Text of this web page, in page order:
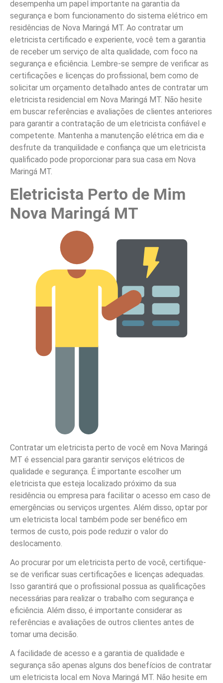
desempenha um papel importante na garantia da
segurança e bom funcionamento do sistema elétrico em
residências de Nova Maringá MT. Ao contratar um
eletricista certificado e experiente, você tem a garantia
de receber um serviço de alta qualidade, com foco na
segurança e eficiência. Lembre-se sempre de verificar as
certificações e licenças do profissional, bem como de
solicitar um orçamento detalhado antes de contratar um
eletricista residencial em Nova Maringá MT. Não hesite
em buscar referências e avaliações de clientes anteriores
para garantir a contratação de um eletricista confiável e
competente. Mantenha a manutenção elétrica em dia e
desfrute da tranquilidade e confiança que um eletricista
qualificado pode proporcionar para sua casa em Nova
Maringá MT.
Eletricista Perto de Mim
Nova Maringá MT
Contratar um eletricista perto de você em Nova Maringá
MT é essencial para garantir serviços elétricos de
qualidade e segurança. É importante escolher um
eletricista que esteja localizado próximo da sua
residência ou empresa para facilitar o acesso em caso de
emergências ou serviços urgentes. Além disso, optar por
um eletricista local também pode ser benéfico em
termos de custo, pois pode reduzir o valor do
deslocamento.
Ao procurar por um eletricista perto de você, certifique-
se de verificar suas certificações e licenças adequadas.
Isso garantirá que o profissional possua as qualificações
necessárias para realizar o trabalho com segurança e
eficiência. Além disso, é importante considerar as
referências e avaliações de outros clientes antes de
tomar uma decisão.
A facilidade de acesso e a garantia de qualidade e
segurança são apenas alguns dos benefícios de contratar
um eletricista local em Nova Maringá MT. Não hesite em